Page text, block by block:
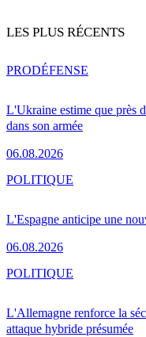
LES PLUS RÉCENTS
L'Ukraine estime que près
dans son armée
06.08.2026
PRODÉFENSE
L'Espagne anticipe une
06.08.2026
POLITIQUE
L'Allemagne renforce la
attaque hybride présumée
POLITIQUE